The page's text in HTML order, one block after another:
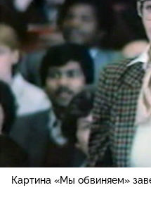
Картина «Мы обвиняем»